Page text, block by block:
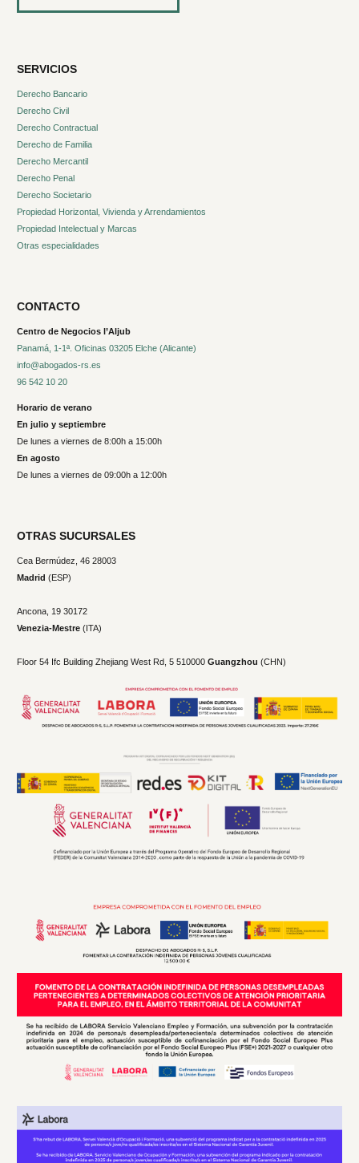
SERVICIOS
Derecho Bancario
Derecho Civil
Derecho Contractual
Derecho de Familia
Derecho Mercantil
Derecho Penal
Derecho Societario
Propiedad Horizontal, Vivienda y Arrendamientos
Propiedad Intelectual y Marcas
Otras especialidades
CONTACTO
Centro de Negocios l’Aljub
Panamá, 1-1ª. Oficinas 03205 Elche (Alicante)
info@abogados-rs.es
96 542 10 20
Horario de verano
En julio y septiembre
De lunes a viernes de 8:00h a 15:00h
En agosto
De lunes a viernes de 09:00h a 12:00h
OTRAS SUCURSALES
Cea Bermúdez, 46 28003
Madrid (ESP)
Ancona, 19 30172
Venezia-Mestre (ITA)
Floor 54 Ifc Building Zhejiang West Rd, 5 510000 Guangzhou (CHN)